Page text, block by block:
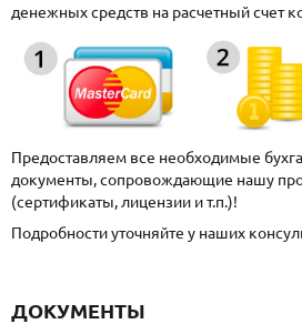
денежных средств на расчетный счет
Предоставляем все необходимые
документы, сопровождающие нашу
(сертификаты, лицензии и т.п.)!
Подробности уточняйте у наших
ДОКУМЕНТЫ